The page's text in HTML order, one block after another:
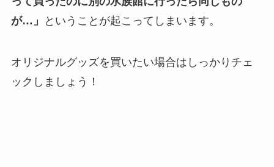
が…」
ということが起こってしまいます。
オリジナルグッズを買いたい場合はしっかりチェ
ックしましょう！